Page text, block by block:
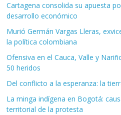
Cartagena consolida su apuesta
desarrollo económico
Murió Germán Vargas Lleras,
la política colombiana
Ofensiva en el Cauca, Valle y
50 heridos
Del conflicto a la esperanza: la
La minga indígena en Bogotá:
territorial de la protesta